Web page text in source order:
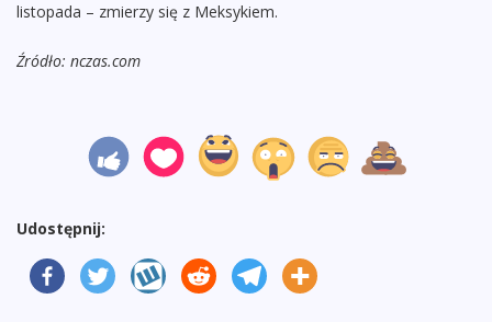
listopada – zmierzy się z Meksykiem.
Źródło: nczas.com
Udostępnij: